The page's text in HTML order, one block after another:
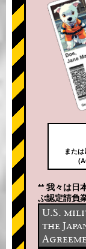
また
** 我々は日
ぶ認定請負
U.S.
the